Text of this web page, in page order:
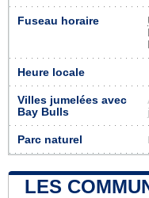
Fuseau horaire
Heure locale
Villes jumelées avec
Bay Bulls
Parc naturel
LES